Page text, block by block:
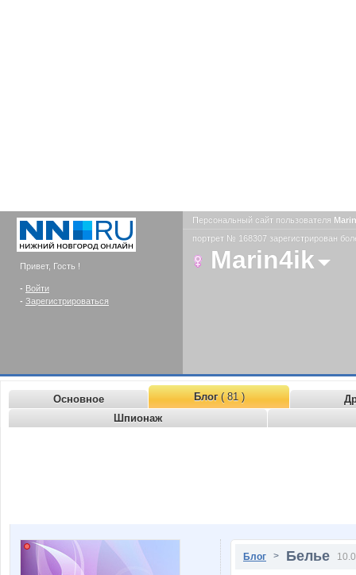
Привет, Гость !
- Войти
- Зарегистрироваться
Персональный сайт пользователя
портрет № 168307 зарегистрирован
Marin4ik
Основное Блог( 81 )
Шпионаж
Блог > Белье